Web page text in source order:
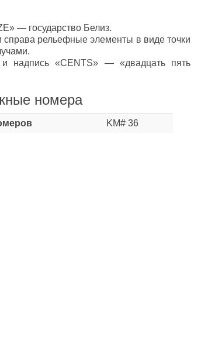
— государство Белиз.
рельефные элементы в виде точки
надпись «CENTS» — «двадцать пять
номера
KM# 36